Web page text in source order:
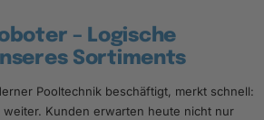
– Logische
Sortiments
Pooltechnik beschäftigt, merkt schnell:
Kunden erwarten heute nicht nur